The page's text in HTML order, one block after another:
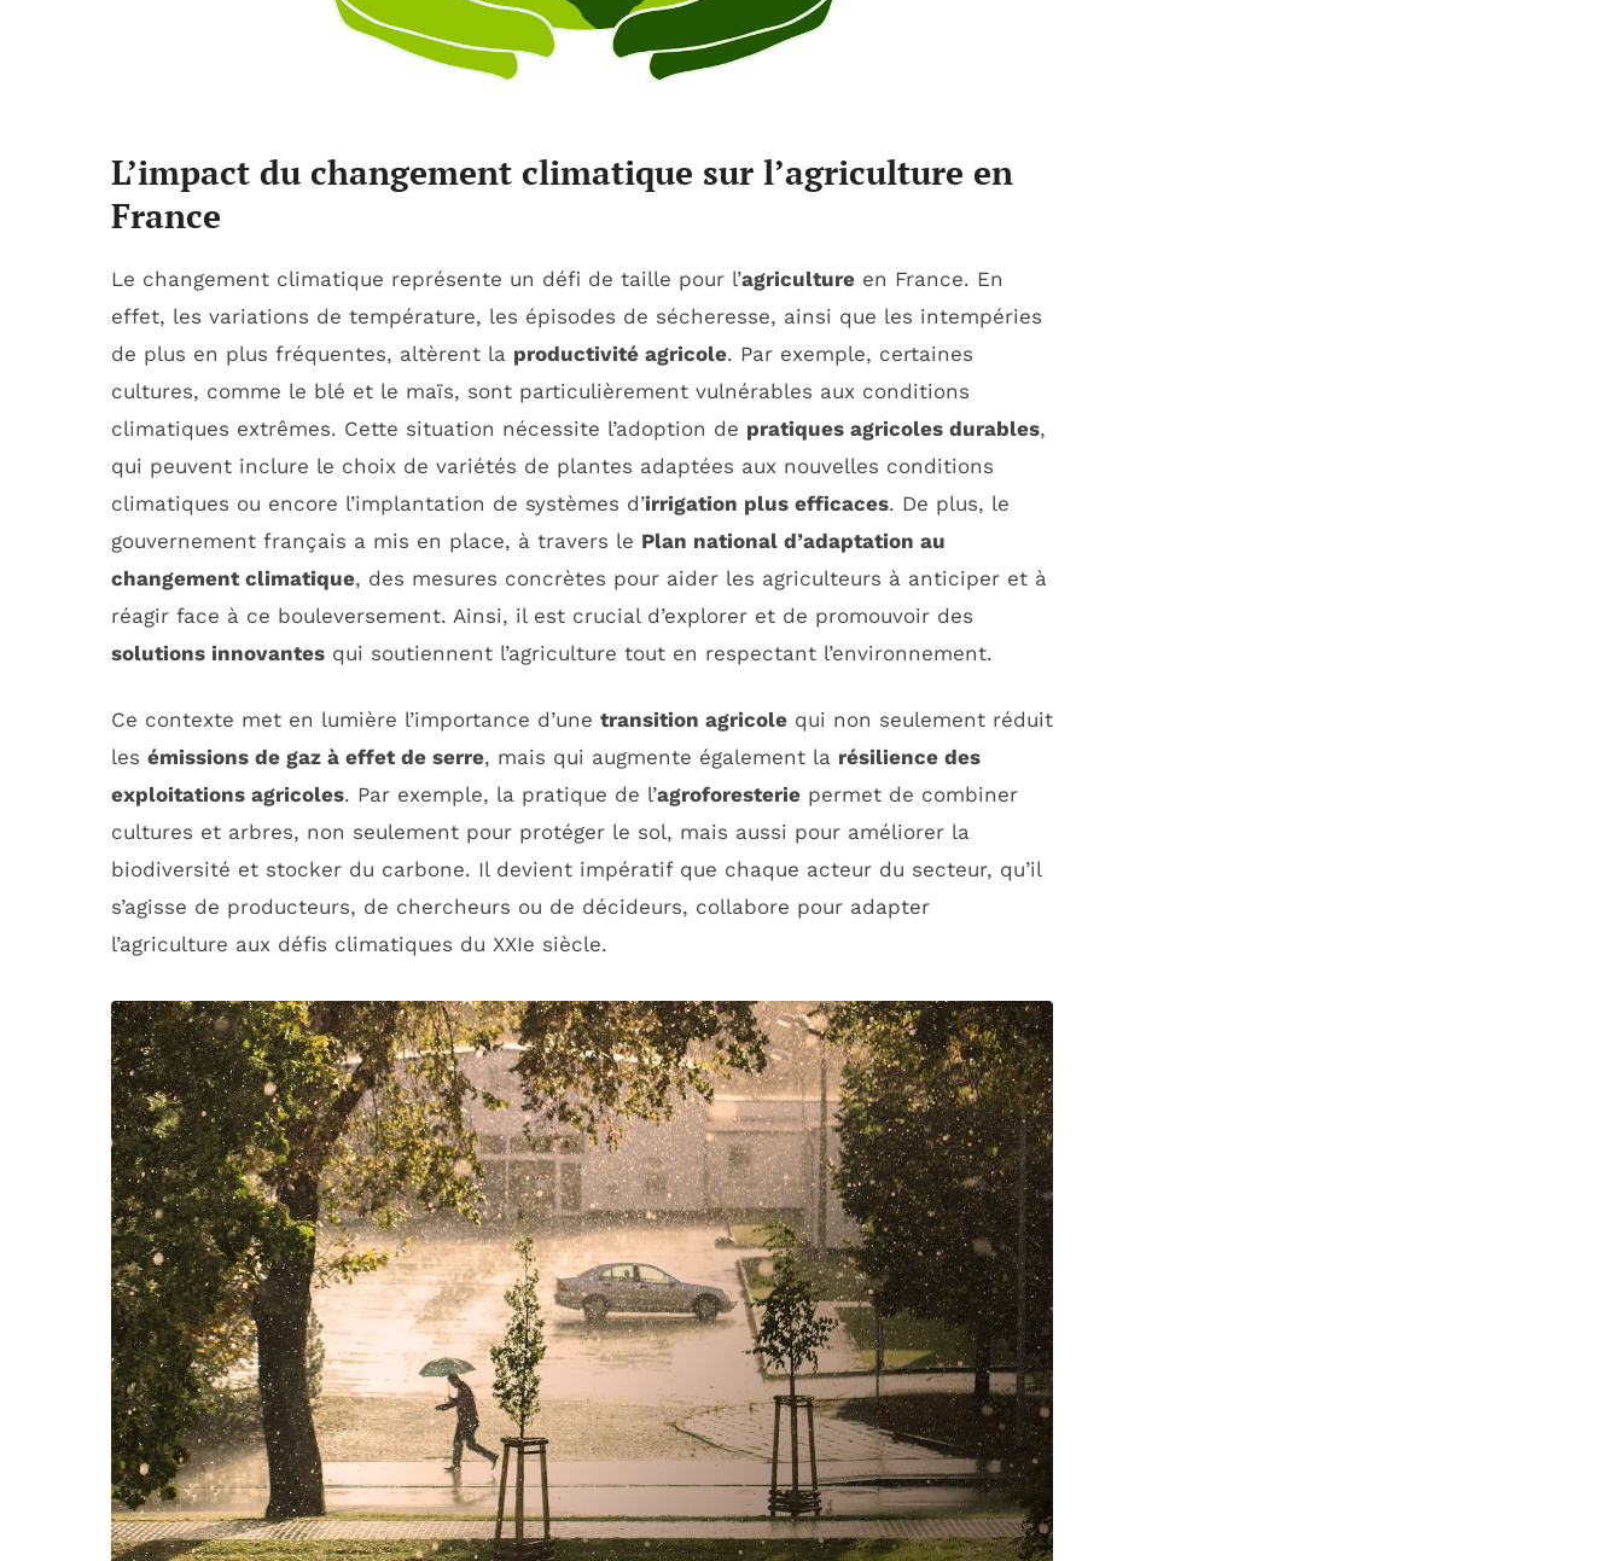
L’impact du changement climatique sur l’agriculture en
France
Le changement climatique représente un défi de taille pour l’agriculture en France. En
effet, les variations de température, les épisodes de sécheresse, ainsi que les intempéries
de plus en plus fréquentes, altèrent la productivité agricole. Par exemple, certaines
cultures, comme le blé et le maïs, sont particulièrement vulnérables aux conditions
climatiques extrêmes. Cette situation nécessite l’adoption de pratiques agricoles durables,
qui peuvent inclure le choix de variétés de plantes adaptées aux nouvelles conditions
climatiques ou encore l’implantation de systèmes d’irrigation plus efficaces. De plus, le
gouvernement français a mis en place, à travers le Plan national d’adaptation au
changement climatique, des mesures concrètes pour aider les agriculteurs à anticiper et à
réagir face à ce bouleversement. Ainsi, il est crucial d’explorer et de promouvoir des
solutions innovantes qui soutiennent l’agriculture tout en respectant l’environnement.
Ce contexte met en lumière l’importance d’une transition agricole qui non seulement réduit
les émissions de gaz à effet de serre, mais qui augmente également la résilience des
exploitations agricoles. Par exemple, la pratique de l’agroforesterie permet de combiner
cultures et arbres, non seulement pour protéger le sol, mais aussi pour améliorer la
biodiversité et stocker du carbone. Il devient impératif que chaque acteur du secteur, qu’il
s’agisse de producteurs, de chercheurs ou de décideurs, collabore pour adapter
l’agriculture aux défis climatiques du XXIe siècle.